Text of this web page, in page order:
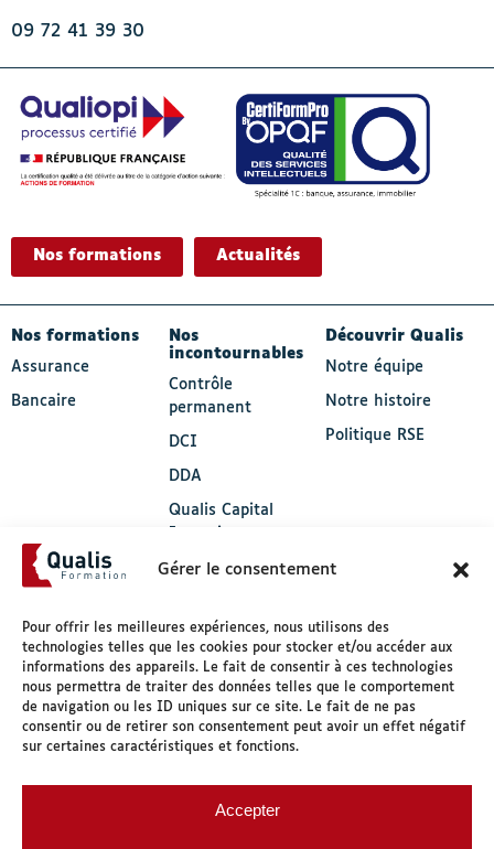
Gérer le consentement
Pour offrir les meilleures expériences, nous utilisons des
technologies telles que les cookies pour stocker et/ou accéder aux
informations des appareils. Le fait de consentir à ces technologies
nous permettra de traiter des données telles que le comportement
de navigation ou les ID uniques sur ce site. Le fait de ne pas
consentir ou de retirer son consentement peut avoir un effet négatif
sur certaines caractéristiques et fonctions.
Accepter
09 72 41 39 30
Nos formations
Actualités
- Actif
Nos formations
Assurance
Bancaire
Nos
incontournables
Contrôle
permanent
DCI
DDA
Qualis Capital
Découvrir Qualis
Notre équipe
Notre histoire
Politique RSE
Pourquoi nous choisir
Handicap & accessibilité
Nos solutions
© 2026 Qualis formation.